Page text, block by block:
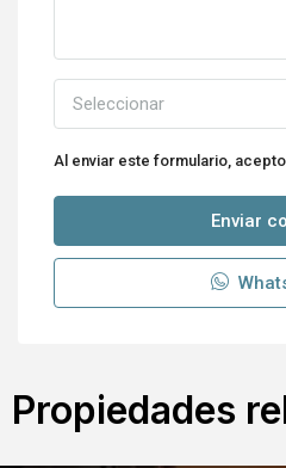
Seleccionar
Al enviar este formulario,
Enviar
Propiedades